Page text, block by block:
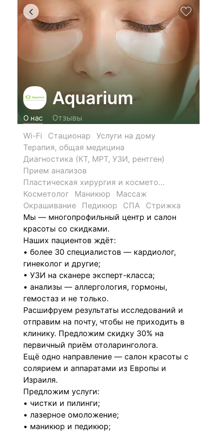
Aquarium
О нас
Отзывы
Wi-Fi
Стационар
Услуги на дому
Терапия, общая медицина
Диагностика (КТ, МРТ, УЗИ, рентген)
Прием анализов
Пластическая хирургия и косметология
Косметолог
Маникюр
Массаж
Окрашивание
Педикюр СПА
Стрижка
Мы — многопрофильный центр и салон
красоты со скидками.
Наших пациентов ждёт:
• более 30 специалистов — кардиолог,
гинеколог и другие;
• УЗИ на сканере эксперт-класса;
• анализы — аллергология, гормоны,
гемостаз и не только.
Расшифруем результаты исследований и
отправим на почту, чтобы не приходить в
клинику. Предложим скидку 30% на
первичный приём отоларинголога.
Ещё одно направление — салон красоты с
солярием и аппаратами из Европы и
Израиля.
Предложим услуги:
• чистки и пилинги;
• лазерное омоложение;
• маникюр и педикюр;